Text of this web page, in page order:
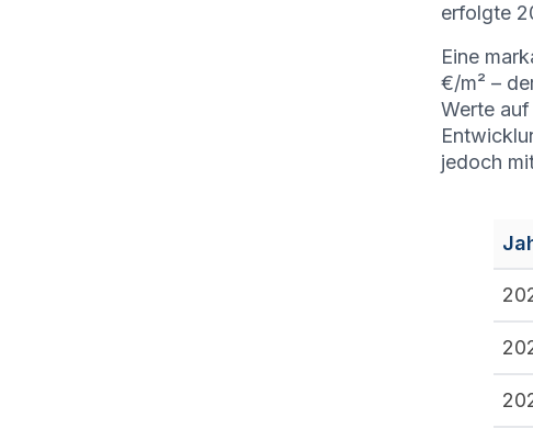
erfolgte
Eine
€/m² –
Werte
jedoch